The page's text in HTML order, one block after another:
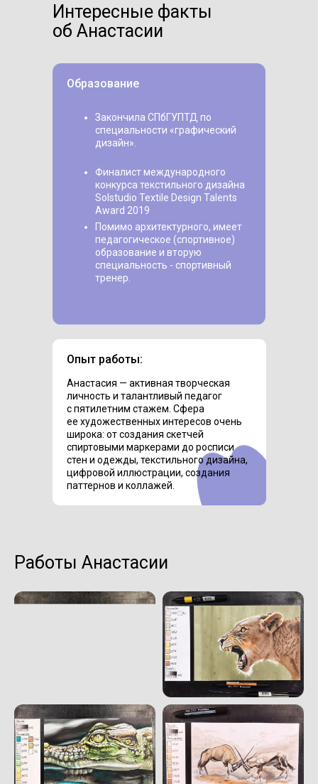
Интересные факты
об Анастасии
Анастасия — активная творческая
личность и талантливый педагог
с пятилетним стажем. Сфера
ее художественных интересов очень
широка: от создания скетчей
спиртовыми маркерами до росписи
стен и одежды, текстильного дизайна,
цифровой иллюстрации, создания
паттернов и коллажей.
Опыт работы:
Закончила СПбГУПТД по
специальности «‎графический
дизайн»‎.
Финалист международного
конкурса текстильного дизайна
Solstudio Textile Design Talents
Award 2019
Помимо архитектурного, имеет
педагогическое (спортивное)
образование и вторую
специальность - спортивный
тренер.
Образование
Работы Анастасии